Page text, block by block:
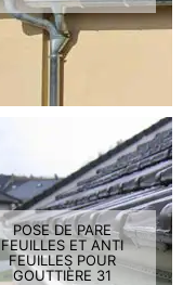
POSE DE PARE
FEUILLES ET ANTI
FEUILLES POUR
GOUTTIÈRE 31